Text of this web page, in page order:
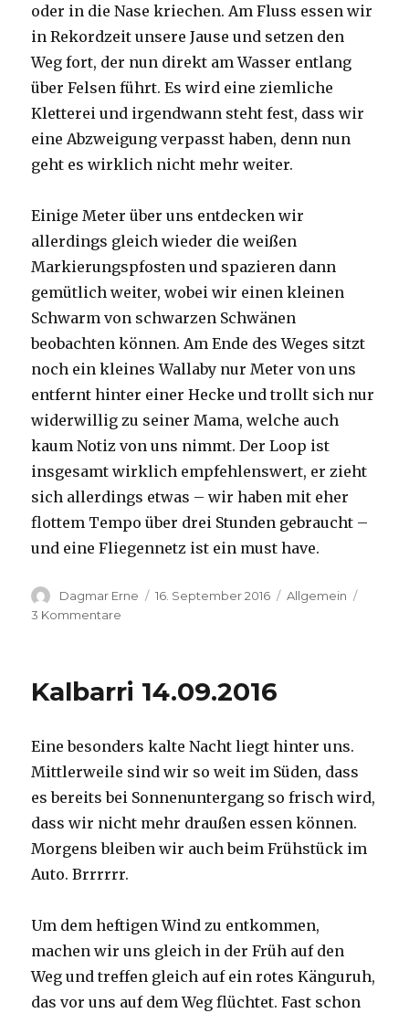
oder in die Nase kriechen. Am Fluss essen wir
in Rekordzeit unsere Jause und setzen den
Weg fort, der nun direkt am Wasser entlang
über Felsen führt. Es wird eine ziemliche
Kletterei und irgendwann steht fest, dass wir
eine Abzweigung verpasst haben, denn nun
geht es wirklich nicht mehr weiter.
Einige Meter über uns entdecken wir
allerdings gleich wieder die weißen
Markierungspfosten und spazieren dann
gemütlich weiter, wobei wir einen kleinen
Schwarm von schwarzen Schwänen
beobachten können. Am Ende des Weges sitzt
noch ein kleines Wallaby nur Meter von uns
entfernt hinter einer Hecke und trollt sich nur
widerwillig zu seiner Mama, welche auch
kaum Notiz von uns nimmt. Der Loop ist
insgesamt wirklich empfehlenswert, er zieht
sich allerdings etwas – wir haben mit eher
flottem Tempo über drei Stunden gebraucht –
und eine Fliegennetz ist ein must have.
Autor
Dagmar Erne
Veröffentlicht
16. September 2016 Kategorien
Allgemein
3 Kommentare
Kalbarri 14.09.2016
Eine besonders kalte Nacht liegt hinter uns.
Mittlerweile sind wir so weit im Süden, dass
es bereits bei Sonnenuntergang so frisch wird,
dass wir nicht mehr draußen essen können.
Morgens bleiben wir auch beim Frühstück im
Auto. Brrrrrr.
Um dem heftigen Wind zu entkommen,
machen wir uns gleich in der Früh auf den
Weg und treffen gleich auf ein rotes Känguruh,
das vor uns auf dem Weg flüchtet. Fast schon